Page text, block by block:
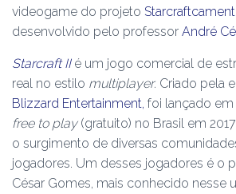
videogame do projeto
desenvolvido pelo professor André
Starcraft IIé um jogo comercial de
real no estilo multiplayer. Criado pela
Blizzard Entertainment, foi lançado em
free to play(gratuito) no Brasil em
o surgimento de diversas
jogadores. Um desses jogadores é o
César Gomes, mais conhecido nesse